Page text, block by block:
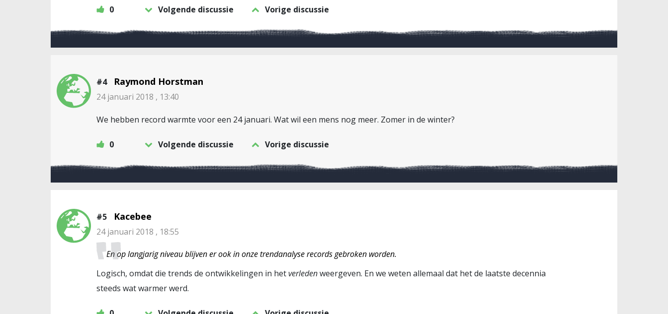
0 Volgende discussie Vorige discussie
#4 Raymond Horstman
24 januari 2018 , 13:40
We hebben record warmte voor een 24 januari. Wat wil een mens nog meer. Zomer in de winter?
0 Volgende discussie Vorige discussie
#5 Kacebee
24 januari 2018 , 18:55
En op langjarig niveau blijven er ook in onze trendanalyse records gebroken worden.
Logisch, omdat die trends de ontwikkelingen in hetverledenweergeven. En we weten allemaal dat het de laatste decennia
steeds wat warmer werd.